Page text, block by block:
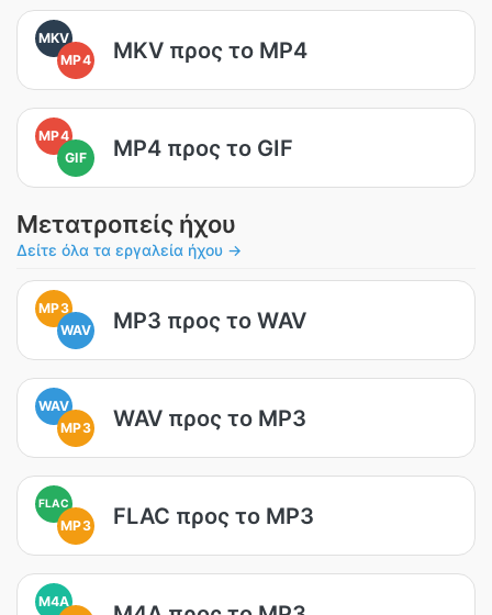
MKV
MP4
MKV προς το MP4
MP4
GIF
MP4 προς το GIF
Μετατροπείς ήχου
Δείτε όλα τα εργαλεία ήχου →
MP3
WAV
MP3 προς το WAV
WAV
MP3
WAV προς το MP3
FLAC
MP3 FLAC προς το MP3
M4A